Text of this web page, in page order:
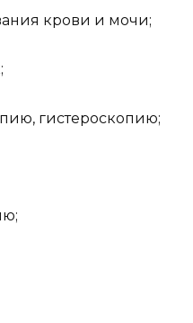
крови и мочи;
гистероскопию;